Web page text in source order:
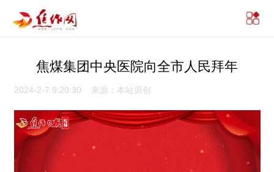
焦煤集团中央医院向全市人民拜年
2024-2-7 9:20:30 来源：本站原创